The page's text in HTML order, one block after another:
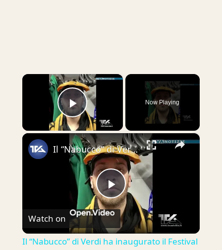
×
Play Video
Now Playing
×
Play
Video
Il “Nabucco” di Verdi ha inaugurato il Festival dell'Arena di Verona, evento trasmesso da Rai 3. Tra
Watch on
Il “Nabucco” di Verdi ha inaugurato il Festival